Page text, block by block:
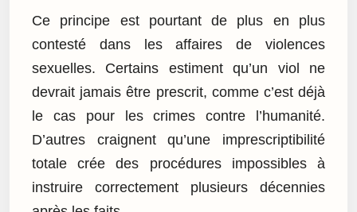
Ce principe est pourtant de plus en plus
contesté dans les affaires de violences
sexuelles. Certains estiment qu’un viol ne
devrait jamais être prescrit, comme c’est déjà
le cas pour les crimes contre l’humanité.
D’autres craignent qu’une imprescriptibilité
totale crée des procédures impossibles à
instruire correctement plusieurs décennies